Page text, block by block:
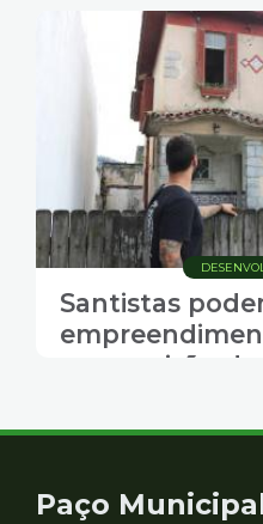
Santistas
com revisão
Contato
Paço